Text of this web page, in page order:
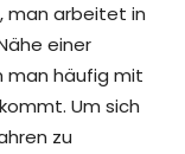
man arbeitet in
einer
man häufig mit
Um sich
zu